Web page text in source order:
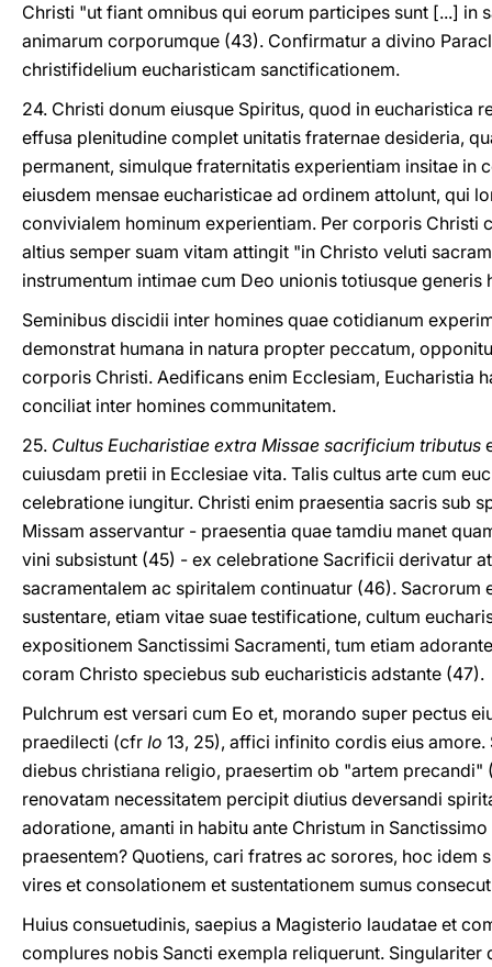
Christi "ut fiant omnibus qui eorum participes sunt [...] in
animarum corporumque (43). Confirmatur a divino
christifidelium eucharisticam sanctificationem.
24. Christi donum eiusque Spiritus, quod in eucharistica
effusa plenitudine complet unitatis fraternae desideria,
permanent, simulque fraternitatis experientiam insitae in
eiusdem mensae eucharisticae ad ordinem attolunt, qui
convivialem hominum experientiam. Per corporis Christi
altius semper suam vitam attingit "in Christo veluti
instrumentum intimae cum Deo unionis totiusque generis
Seminibus discidii inter homines quae cotidianum
demonstrat humana in natura propter peccatum,
corporis Christi. Aedificans enim Ecclesiam, Eucharistia
conciliat inter homines communitatem.
25. Cultus Eucharistiae extra Missae sacrificium tributus
cuiusdam pretii in Ecclesiae vita. Talis cultus arte cum
celebratione iungitur. Christi enim praesentia sacris sub
Missam asservantur - praesentia quae tamdiu manet
vini subsistunt (45) - ex celebratione Sacrificii derivatur
sacramentalem ac spiritalem continuatur (46). Sacrorum
sustentare, etiam vitae suae testificatione, cultum
expositionem Sanctissimi Sacramenti, tum etiam
coram Christo speciebus sub eucharisticis adstante (47).
Pulchrum est versari cum Eo et, morando super pectus
praedilecti (cfr Io 13, 25), affici infinito cordis eius
diebus christiana religio, praesertim ob "artem precandi"
renovatam necessitatem percipit diutius deversandi
adoratione, amanti in habitu ante Christum in
praesentem? Quotiens, cari fratres ac sorores, hoc idem
vires et consolationem et sustentationem sumus
Huius consuetudinis, saepius a Magisterio laudatae et
complures nobis Sancti exempla reliquerunt. Singulariter